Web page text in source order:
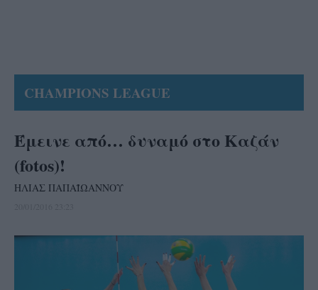
CHAMPIONS LEAGUE
Έμεινε από… δυναμό στο Καζάν
(fotos)!
ΗΛΙΑΣ ΠΑΠΑΪΩΑΝΝΟΥ